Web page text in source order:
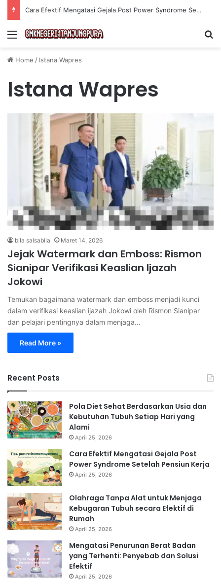
Cara Efektif Mengatasi Gejala Post Power Syndrome Setelah Pensiun Kerja
Menu
Home / Istana Wapres
Istana Wapres
bila salsabila Maret 14, 2026
Jejak Watermark dan Emboss: Rismon
Sianipar Verifikasi Keaslian Ijazah
Jokowi
Temukan bagaimana watermark dan emboss menjadi kunci
dalam verifikasi keaslian ijazah Jokowi oleh Rismon Sianipar
dan pelajari pentingnya dalam menjaga…
Read More »
Recent Posts
Pola Diet Sehat Berdasarkan Usia dan
Kebutuhan Tubuh Setiap Hari yang
Alami
April 25, 2026
Cara Efektif Mengatasi Gejala Post
Power Syndrome Setelah Pensiun Kerja
April 25, 2026
Olahraga Tanpa Alat untuk Menjaga
Kebugaran Tubuh secara Efektif di
Rumah
April 25, 2026
Mengatasi Penurunan Berat Badan
yang Terhenti: Penyebab dan Solusi
Efektif
April 25, 2026